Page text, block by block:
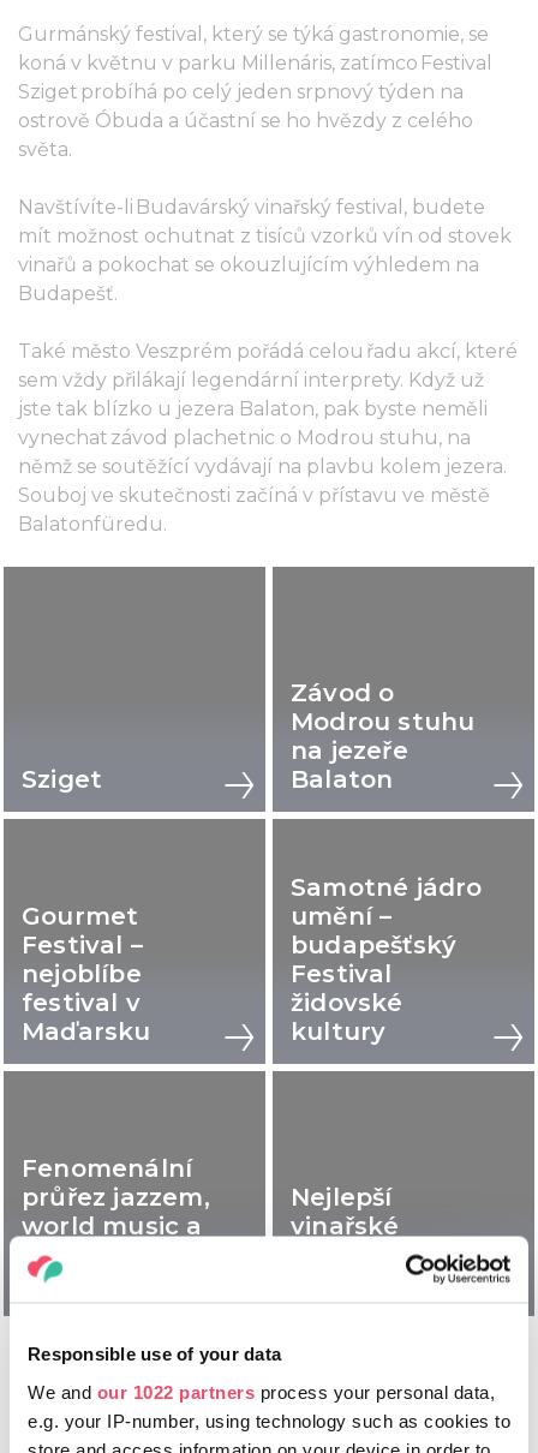
Responsible use of your data
We and our 1022 partners process your personal data,
e.g. your IP-number, using technology such as cookies to
store and access information on your device in order to
Gurmánský festival, který se týká gastronomie, se
koná v květnu v parku Millenáris, zatímco Festival
Sziget probíhá po celý jeden srpnový týden na
ostrově Óbuda a účastní se ho hvězdy z celého
světa.
Navštívíte-li Budavárský vinařský festival, budete
mít možnost ochutnat z tisíců vzorků vín od stovek
vinařů a pokochat se okouzlujícím výhledem na
Budapešť.
Také město Veszprém pořádá celou řadu akcí, které
sem vždy přilákají legendární interprety. Když už
jste tak blízko u jezera Balaton, pak byste neměli
vynechat závod plachetnic o Modrou stuhu, na
němž se soutěžící vydávají na plavbu kolem jezera.
Souboj ve skutečnosti začíná v přístavu ve městě
Balatonfüredu.
Sziget
Závod o
Modrou stuhu
na jezeře
Balaton
Gourmet
Festival –
nejoblíbe
festival v
Maďarsku
Samotné jádro
umění –
budapešťský
Festival
židovské
kultury
Fenomenální
průřez jazzem,
world music a
operou:
VeszprémFest
Nejlepší
vinařské
festivaly v
Maďarsku
NAČÍST DALŠÍ